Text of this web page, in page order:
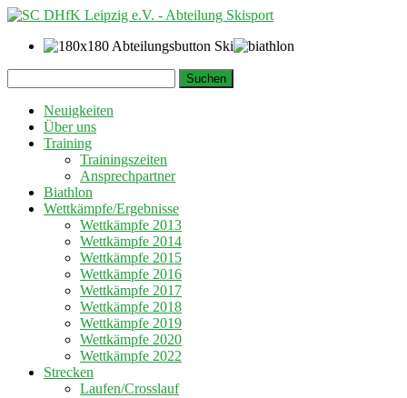
zum
Inhalt
nach:
Neuigkeiten
Über uns
Training
Trainingszeiten
Ansprechpartner
Biathlon
Wettkämpfe/Ergebnisse
Wettkämpfe 2013
Wettkämpfe 2014
Wettkämpfe 2015
Wettkämpfe 2016
Wettkämpfe 2017
Wettkämpfe 2018
Wettkämpfe 2019
Wettkämpfe 2020
Wettkämpfe 2022
Strecken
Laufen/Crosslauf